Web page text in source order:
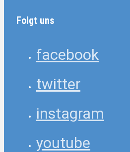
Folgt uns
facebook
twitter
instagram
youtube